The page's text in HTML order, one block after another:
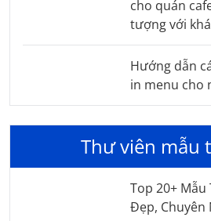
cho quán
tượng với
Hướng dẫn
in menu cho
Thư viên mẫu
Top 20+ Mẫu
Đẹp, Chuyên